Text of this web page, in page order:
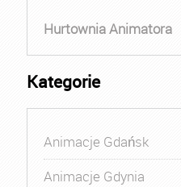
Hurtownia Animatora
Kategorie
Animacje Gdańsk
Animacje Gdynia